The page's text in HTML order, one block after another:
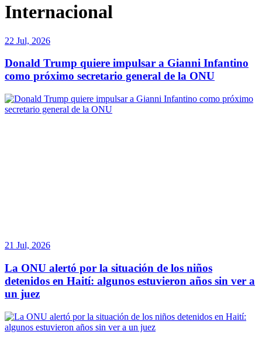
Internacional
22 Jul, 2026
Donald Trump quiere impulsar a Gianni Infantino
como próximo secretario general de la ONU
21 Jul, 2026
La ONU alertó por la situación de los niños
detenidos en Haití: algunos estuvieron años sin ver a
un juez